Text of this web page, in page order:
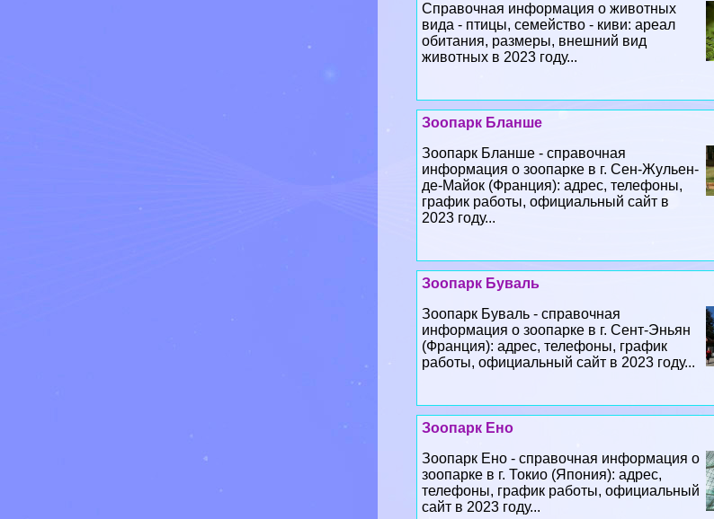
Справочная информация о животных
вида - птицы, семейство - киви: ареал
обитания, размеры, внешний вид
животных в 2023 году...
Зоопарк Бланше
Зоопарк Бланше - справочная
информация о зоопарке в г. Сен-Жульен-
де-Майок (Франция): адрес, телефоны,
график работы, официальный сайт в
2023 году...
Зоопарк Буваль
Зоопарк Буваль - справочная
информация о зоопарке в г. Сент-Эньян
(Франция): адрес, телефоны, график
работы, официальный сайт в 2023 году...
Зоопарк Ено
Зоопарк Ено - справочная информация о
зоопарке в г. Токио (Япония): адрес,
телефоны, график работы, официальный
сайт в 2023 году...